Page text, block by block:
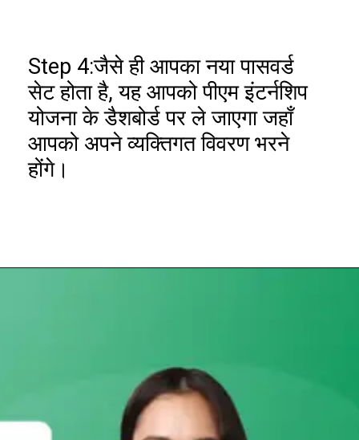
Step 4:जैसे ही आपका नया पासवर्ड
सेट होता है, यह आपको पीएम इंटर्नशिप
योजना के डैशबोर्ड पर ले जाएगा जहाँ
आपको अपने व्यक्तिगत विवरण भरने
होंगे।